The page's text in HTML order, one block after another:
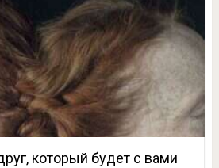
который будет c вами